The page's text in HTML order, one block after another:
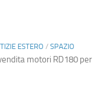
ESTERO / SPAZIO
motori RD180 per